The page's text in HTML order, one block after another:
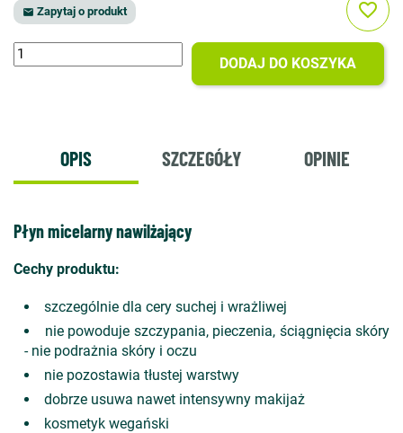
 Zapytaj o produkt
DODAJ DO KOSZYKA
favorite_border
OPIS SZCZEGÓŁY OPINIE
Płyn micelarny nawilżający
Cechy produktu:
szczególnie dla cery suchej i wrażliwej
nie powoduje szczypania, pieczenia, ściągnięcia skóry
- nie podrażnia skóry i oczu
nie pozostawia tłustej warstwy
dobrze usuwa nawet intensywny makijaż
kosmetyk wegański